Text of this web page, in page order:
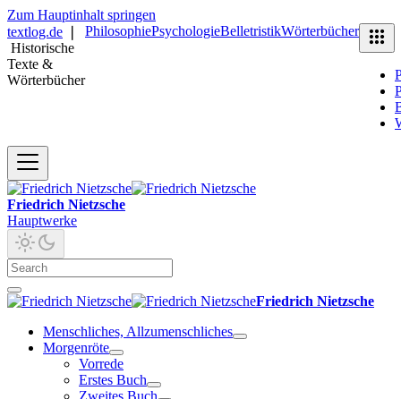
Zum Hauptinhalt springen
textlog.de
Historische
Texte &
Wörterbücher
PhilosophiePsychologieBelletristikWörterbücher
Friedrich Nietzsche
Hauptwerke
Friedrich Nietzsche
Menschliches, Allzumenschliches
Morgenröte
Vorrede
Erstes Buch
Zweites Buch